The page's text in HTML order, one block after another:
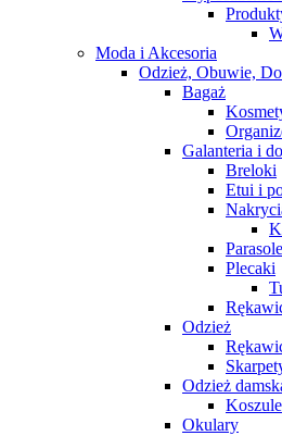
Moda i Akcesoria
Odzież, Obuwie,
Bagaż
Galanteria i
Breloki
Etui i
Parasole
Plecaki
Odzież
Odzież
Koszule
Okulary